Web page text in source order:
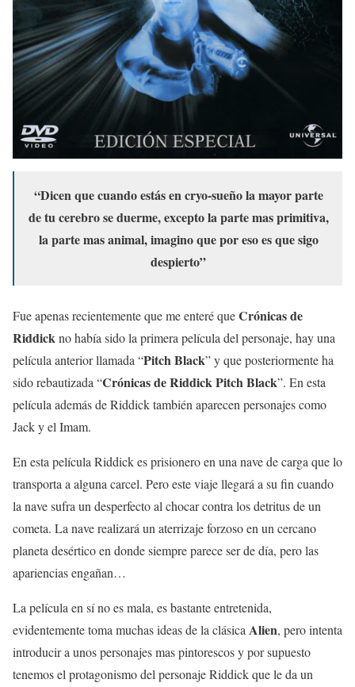
“Dicen que cuando estás en cryo-sueño la mayor parte
de tu cerebro se duerme, excepto la parte mas primitiva,
la parte mas animal, imagino que por eso es que sigo
despierto”
Fue apenas recientemente que me enteré queCrónicas de
Riddickno había sido la primera película del personaje, hay una
película anterior llamada “Pitch Black” y que posteriormente ha
sido rebautizada “Crónicas de Riddick Pitch Black”. En esta
película además de Riddick también aparecen personajes como
Jack y el Imam.
En esta película Riddick es prisionero en una nave de carga que lo
transporta a alguna carcel. Pero este viaje llegará a su fin cuando
la nave sufra un desperfecto al chocar contra los detritus de un
cometa. La nave realizará un aterrizaje forzoso en un cercano
planeta desértico en donde siempre parece ser de día, pero las
apariencias engañan…
La película en sí no es mala, es bastante entretenida,
evidentemente toma muchas ideas de la clásica Alien, pero intenta
introducir a unos personajes mas pintorescos y por supuesto
tenemos el protagonismo del personaje Riddick que le da un